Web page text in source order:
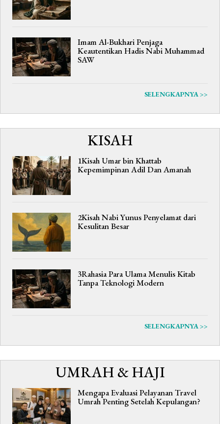
Imam Al-Bukhari Penjaga
Keautentikan Hadis Nabi Muhammad
SAW
SELENGKAPNYA >>
KISAH
1Kisah Umar bin Khattab
Kepemimpinan Adil Dan Amanah
2Kisah Nabi Yunus Penyelamat dari
Kesulitan Besar
3Rahasia Para Ulama Menulis Kitab
Tanpa Teknologi Modern
SELENGKAPNYA >>
UMRAH & HAJI
Mengapa Evaluasi Pelayanan Travel
Umrah Penting Setelah Kepulangan?